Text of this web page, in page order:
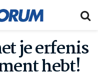
je erfenis
hebt!